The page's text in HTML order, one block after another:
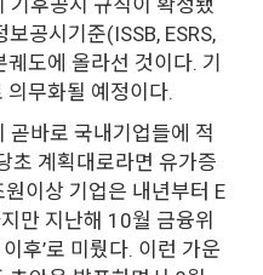
공시기준(ISSB, ESRS,
도에 올라선 것이다. 기
무화될 예정이다.
곧바로 국내기업들에 적
초 계획대로라면 유가증
이상 기업은 내년부터 E
만 지난해 10월 금융위
후’로 미뤘다. 이런 가운